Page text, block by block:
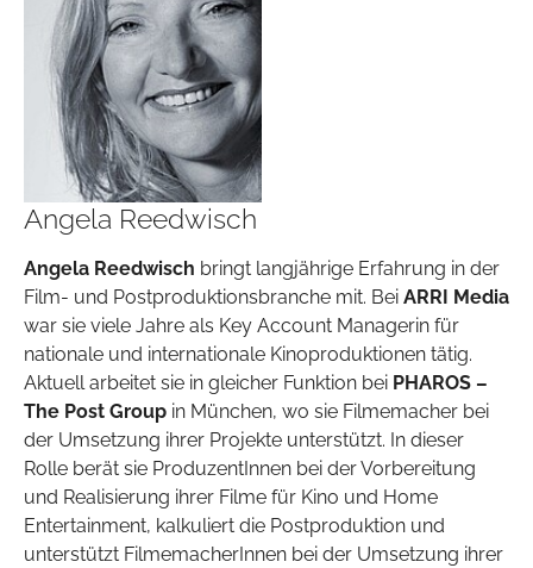
Angela Reedwisch
Angela Reedwisch bringt langjährige Erfahrung in der
Film- und Postproduktionsbranche mit. Bei ARRI Media
war sie viele Jahre als Key Account Managerin für
nationale und internationale Kinoproduktionen tätig.
Aktuell arbeitet sie in gleicher Funktion bei PHAROS –
The Post Group in München, wo sie Filmemacher bei
der Umsetzung ihrer Projekte unterstützt. In dieser
Rolle berät sie ProduzentInnen bei der Vorbereitung
und Realisierung ihrer Filme für Kino und Home
Entertainment, kalkuliert die Postproduktion und
unterstützt FilmemacherInnen bei der Umsetzung ihrer